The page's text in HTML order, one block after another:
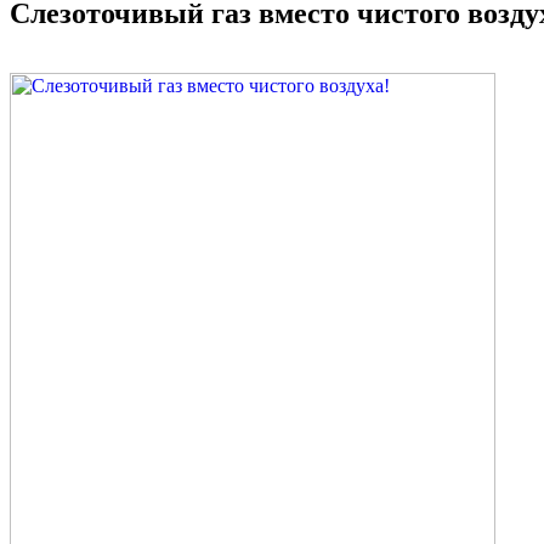
Слезоточивый газ вместо чистого